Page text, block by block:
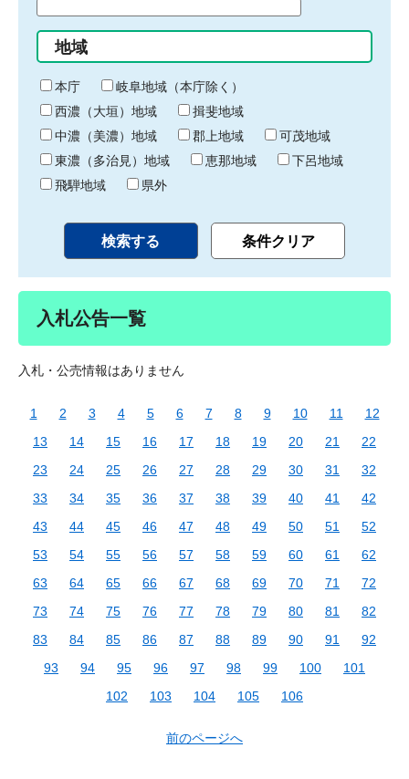
始
り
間
終
わ
り
地域
本庁
岐阜地域（本庁除く）
西濃（大垣）地域
揖斐地域
中濃（美濃）地域
郡上地域
可茂地域
東濃（多治見）地域
恵那地域
下呂地域
飛騨地域
県外
入札公告一覧
入札・公売情報はありません
1 2 3 4 5 6 7 8 9 10 11
12
13
14 15 16 17 18 19 20 21
22
23
24 25 26 27 28 29 30 31
32
33
34 35 36 37 38 39 40 41
42
43
44 45 46 47 48 49 50 51
52
53
54 55 56 57 58 59 60 61
62
63
64 65 66 67 68 69 70 71
72
73
74 75 76 77 78 79 80 81
82
83
84 85 86 87 88 89 90 91
92
93
94 95 96 97 98 99 100
101
102
103 104 105 106
前のページへ